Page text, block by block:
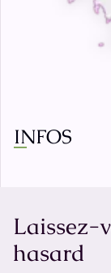
INFOS
Laissez-
hasard